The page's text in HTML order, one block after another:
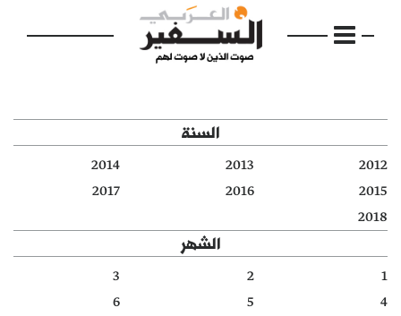
الرئيسية
مواضيع
السنة
2012
2013
2014
2015
2016
2017
2018
الشهر
1
2
3
4
5
6